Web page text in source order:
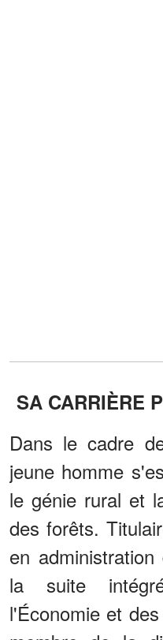
SA CARRIÈRE
Dans le cadre
jeune homme
le génie rural et
des forêts.
en
la suite
l'Économie et